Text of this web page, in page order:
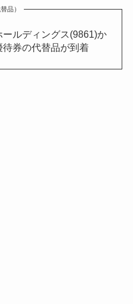
品）
ールディングス(9861)か
待券の代替品が到着